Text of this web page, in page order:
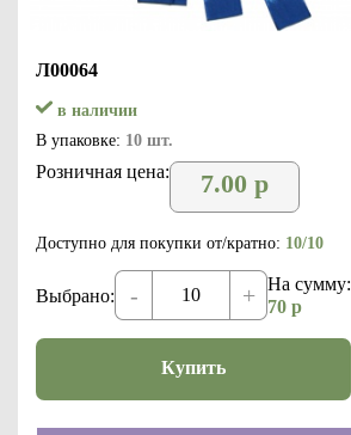
Л00064
в наличии
В упаковке: 10 шт.
Розничная цена: 7.00 р
Доступно для покупки от/кратно: 10/10
Выбрано: - +
На сумму:
70 р
Купить